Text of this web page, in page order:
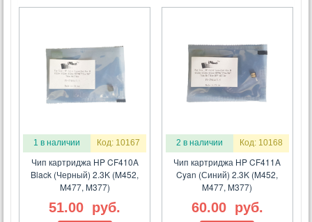
1 в наличии Код: 10167
Чип картриджа HP CF410A
Black (Черный) 2.3K (M452,
M477, M377)
51.00 руб.
2 в наличии Код: 10168
Чип картриджа HP CF411A
Cyan (Синий) 2.3K (M452,
M477, M377)
60.00 руб.